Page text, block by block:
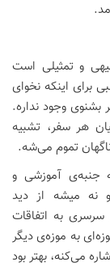
و تمثیلی است
برای اینکه نخوای
وجود نداره.
هر سفر، تشبیه
تموم می‌شه.
جنبه‌ی آموزشی و
نه میشه از دید
سرسری به اتفاقات
به موزه‌ی دیگر
می‌کنه، بهتر بود